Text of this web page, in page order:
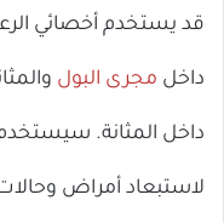
قد يستخدم أخصائي
داخل مجرى البول
داخل المثانة. سيستخدم
لاستبعاد أمراض